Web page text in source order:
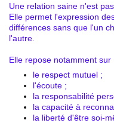
Une relation saine n'est
Elle permet l'expression
différences sans que l'un
l'autre.
Elle repose notamment sur
le respect mutuel ;
l'écoute ;
la responsabilité
la capacité à
la liberté d'être soi-